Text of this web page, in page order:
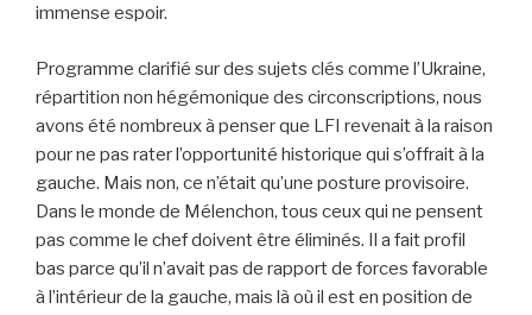
immense espoir.
Programme clarifié sur des sujets clés comme l’Ukraine,
répartition non hégémonique des circonscriptions, nous
avons été nombreux à penser que LFI revenait à la raison
pour ne pas rater l’opportunité historique qui s’offrait à la
gauche. Mais non, ce n’était qu’une posture provisoire.
Dans le monde de Mélenchon, tous ceux qui ne pensent
pas comme le chef doivent être éliminés. Il a fait profil
bas parce qu’il n’avait pas de rapport de forces favorable
à l’intérieur de la gauche, mais là où il est en position de